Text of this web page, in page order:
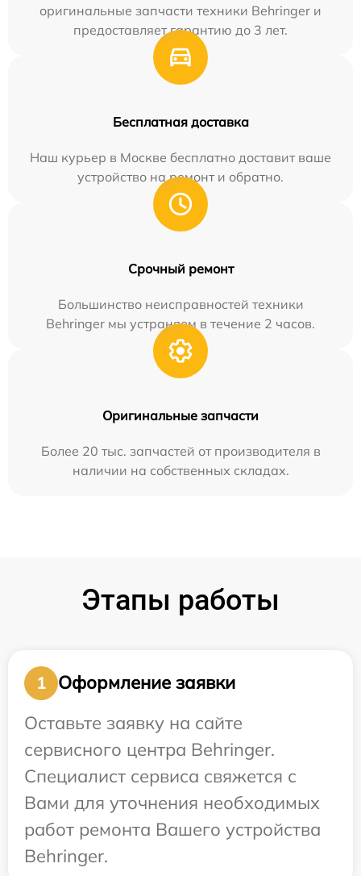
оригинальные запчасти техники Behringer и
предоставляет гарантию до 3 лет.
Бесплатная доставка
Наш курьер в Москве бесплатно доставит ваше
устройство на ремонт и обратно.
Срочный ремонт
Большинство неисправностей техники
Behringer мы устраняем в течение 2 часов.
Оригинальные запчасти
Более 20 тыс. запчастей от производителя в
наличии на собственных складах.
Этапы работы
1
Оформление заявки
Оставьте заявку на сайте
сервисного центра Behringer.
Специалист сервиса свяжется с
Вами для уточнения необходимых
работ ремонта Вашего устройства
Behringer.